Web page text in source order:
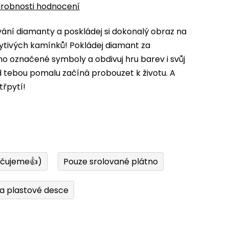
hodnocení
diamanty a poskládej si dokonalý obraz na
kamínků! Pokládej diamant za
označené symboly a obdivuj hru barev i svůj
pomalu začíná probouzet k životu. A
Pouze srolované plátno
plastové desce